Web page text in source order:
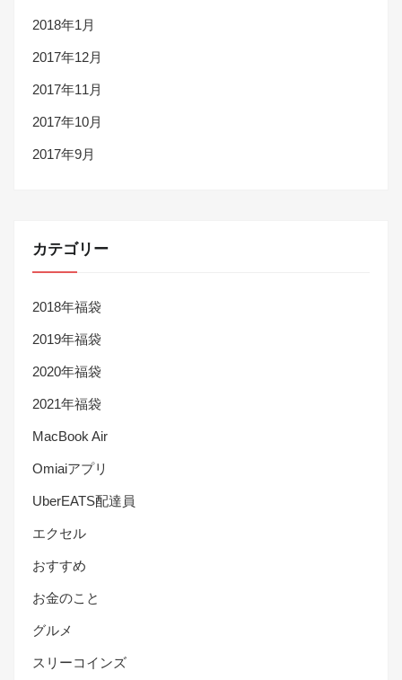
2018年1月
2017年12月
2017年11月
2017年10月
2017年9月
カテゴリー
2018年福袋
2019年福袋
2020年福袋
2021年福袋
MacBook Air
Omiaiアプリ
UberEATS配達員
エクセル
おすすめ
お金のこと
グルメ
スリーコインズ